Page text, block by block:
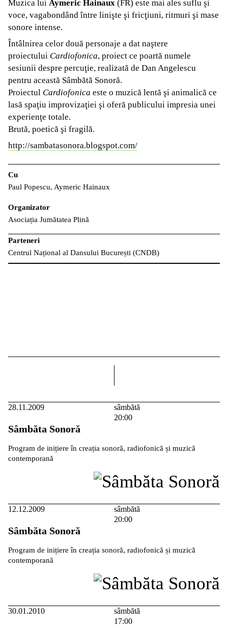
Muzica lui Aymeric Hainaux (FR) este mai ales suflu şi
voce, vagabondând între linişte şi fricţiuni, ritmuri şi mase
sonore intense.
Întâlnirea celor două personaje a dat naştere
proiectului Cardiofonica, proiect ce poartă numele
sesiunii despre percuţie, realizată de Dan Angelescu
pentru această Sâmbătă Sonoră.
Proiectul Cardiofonica este o muzică lentă şi animalică ce
lasă spaţiu improvizaţiei şi oferă publicului impresia unei
experienţe totale.
Brută, poetică şi fragilă.
http://sambatasonora.blogspot.com/
Cu
Paul Popescu, Aymeric Hainaux
Organizator
Asociația Jumătatea Plină
Parteneri
Centrul Național al Dansului București (CNDB)
28.11.2009
sâmbătă
20:00
Sâmbăta Sonoră
Program de inițiere în creația sonoră, radiofonică și muzică
contemporană
12.12.2009
sâmbătă
20:00
Sâmbăta Sonoră
Program de inițiere în creația sonoră, radiofonică și muzică
contemporană
30.01.2010
sâmbătă
17:00